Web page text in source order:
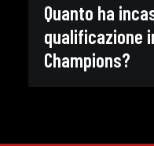
Quanto ha
qualificazione
Champions?